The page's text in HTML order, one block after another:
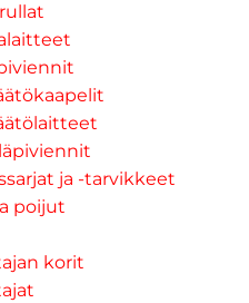
ja -tarvikkeet
poijut
korit